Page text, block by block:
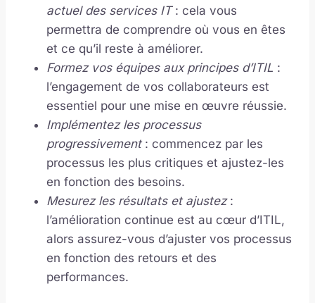
actuel des services IT: cela vous
permettra de comprendre où vous en êtes
et ce qu’il reste à améliorer.
Formez vos équipes aux principes d’ITIL :
l’engagement de vos collaborateurs est
essentiel pour une mise en œuvre réussie.
Implémentez les processus
progressivement: commencez par les
processus les plus critiques et ajustez-les
en fonction des besoins.
Mesurez les résultats et ajustez:
l’amélioration continue est au cœur d’ITIL,
alors assurez-vous d’ajuster vos processus
en fonction des retours et des
performances.